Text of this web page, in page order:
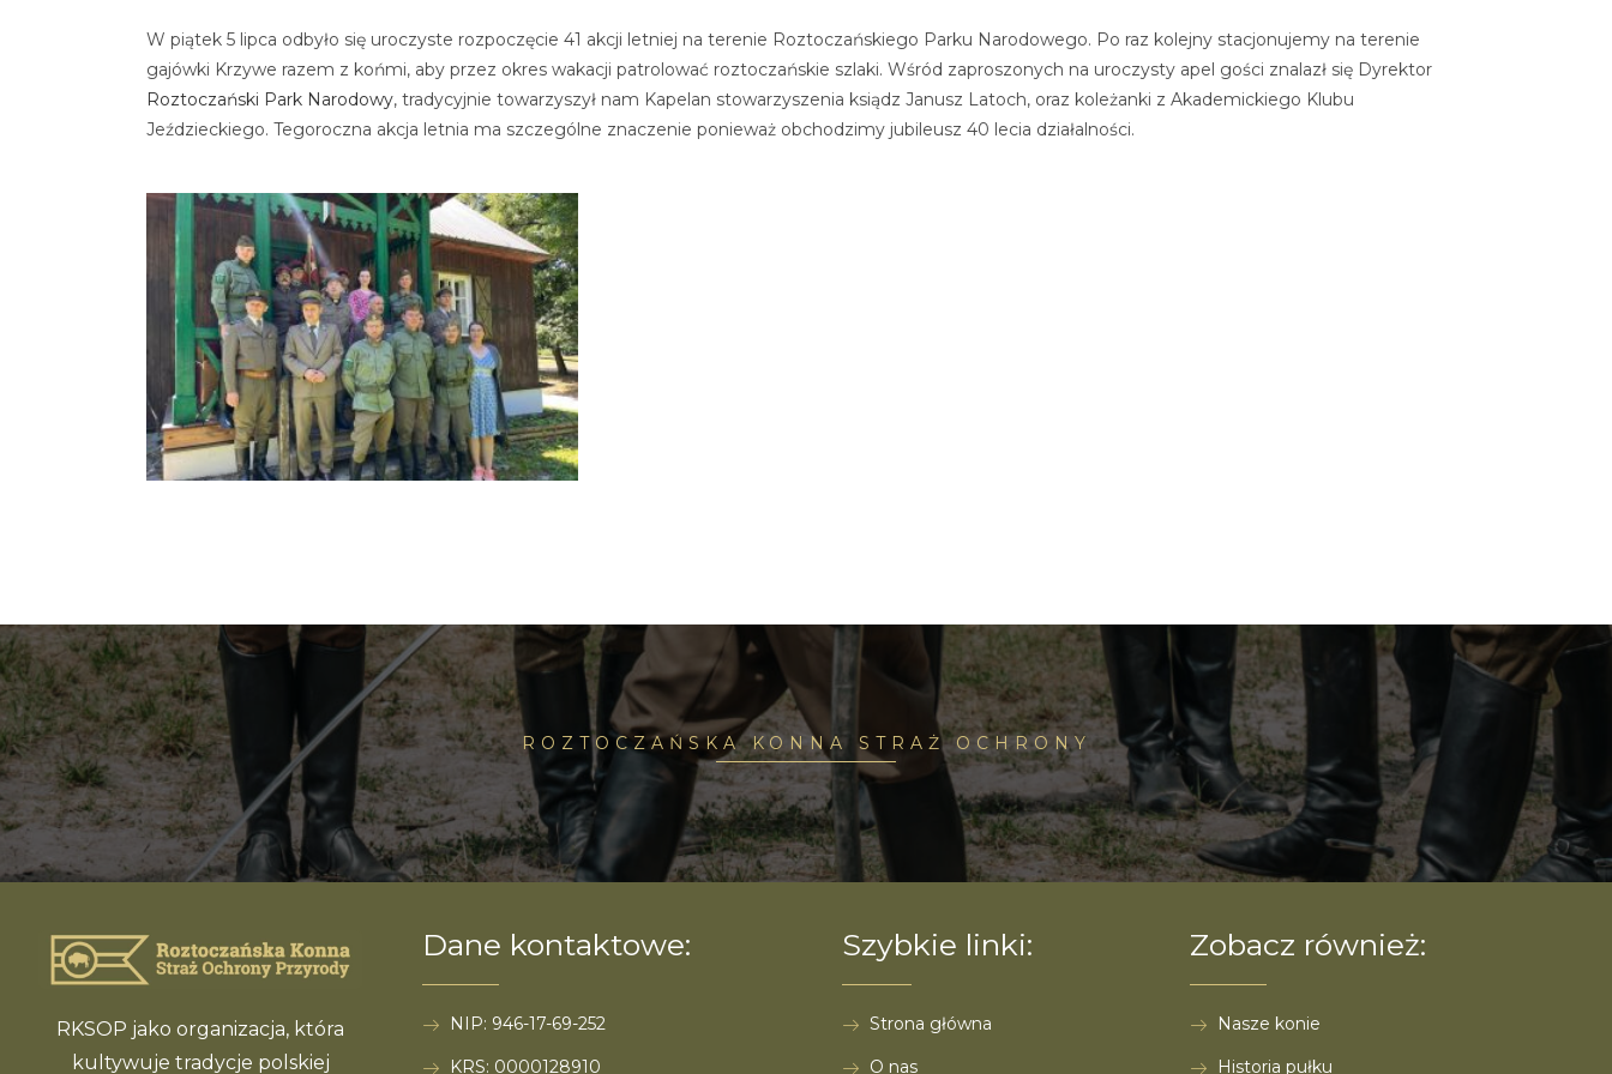
W piątek 5 lipca odbyło się uroczyste rozpoczęcie 41 akcji letniej na terenie Roztoczańskiego Parku Narodowego. Po raz kolejny stacjonujemy na terenie
gajówki Krzywe razem z końmi, aby przez okres wakacji patrolować roztoczańskie szlaki. Wśród zaproszonych na uroczysty apel gości znalazł się Dyrektor
Roztoczański Park Narodowy, tradycyjnie towarzyszył nam Kapelan stowarzyszenia ksiądz Janusz Latoch, oraz koleżanki z Akademickiego Klubu
Jeździeckiego. Tegoroczna akcja letnia ma szczególne znaczenie ponieważ obchodzimy jubileusz 40 lecia działalności.
ROZTOCZAŃSKA KONNA STRAŻ OCHRONY
RKSOP jako organizacja, która
kultywuje tradycje polskiej
Dane kontaktowe:
NIP: 946-17-69-252
KRS: 0000128910
Szybkie linki:
Strona główna
O nas
Zobacz również:
Nasze konie
Historia pułku